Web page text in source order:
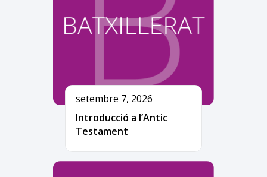
setembre 7, 2026
Introducció a l’Antic
Testament